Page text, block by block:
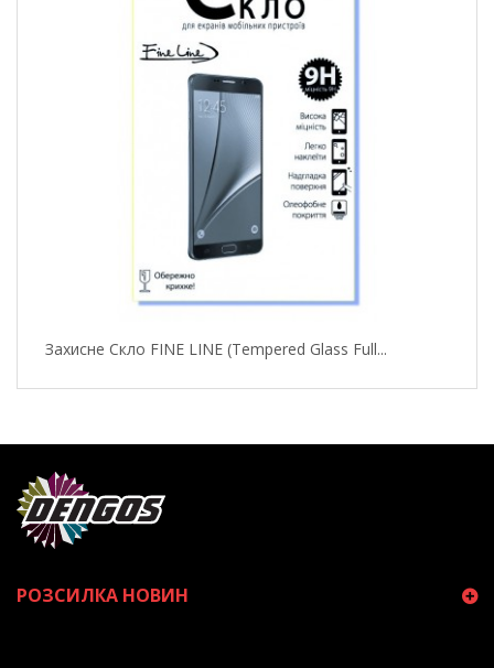
Захисне Скло FINE LINE (Tempered Glass Full...
РОЗСИЛКА НОВИН